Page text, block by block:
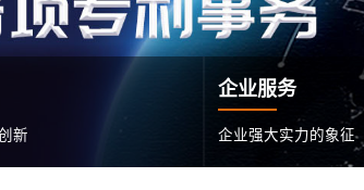
新
企业服务
企业强大实力的象征